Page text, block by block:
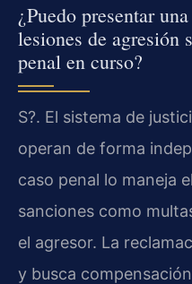
¿Puedo presentar
lesiones de agresión
penal en curso?
S?. El sistema de
operan de forma
caso penal lo maneja
sanciones como
el agresor. La
y busca